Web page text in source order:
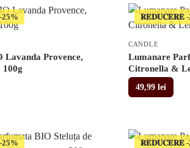
Lavanda Provence,
𝐑𝐄𝐃𝐔𝐂𝐄𝐑𝐄
CANDLE
Lumanare
Citronella &
49,99lei
𝐑𝐄𝐃𝐔𝐂𝐄𝐑𝐄